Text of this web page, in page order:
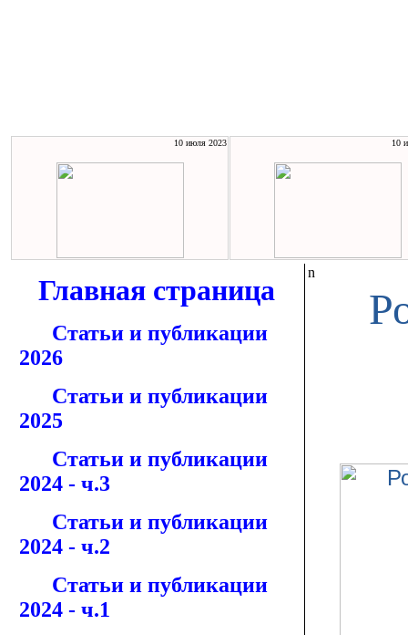
10 июля 2023 10
Главная страница
Статьи и публикации
2026
Статьи и публикации
2025
Статьи и публикации
2024 - ч.3
Статьи и публикации
2024 - ч.2
Статьи и публикации
2024 - ч.1
n